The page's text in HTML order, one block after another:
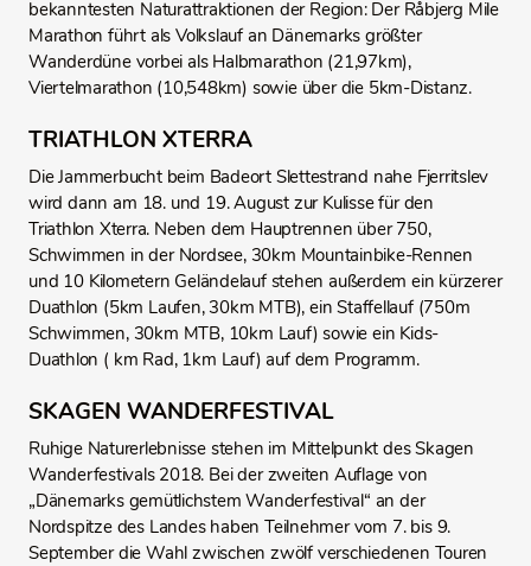
bekanntesten Naturattraktionen der Region: Der Råbjerg Mile
Marathon führt als Volkslauf an Dänemarks größter
Wanderdüne vorbei als Halbmarathon (21,97km),
Viertelmarathon (10,548km) sowie über die 5km-Distanz.
TRIATHLON XTERRA
Die Jammerbucht beim Badeort Slettestrand nahe Fjerritslev
wird dann am 18. und 19. August zur Kulisse für den
Triathlon Xterra. Neben dem Hauptrennen über 750,
Schwimmen in der Nordsee, 30km Mountainbike-Rennen
und 10 Kilometern Geländelauf stehen außerdem ein kürzerer
Duathlon (5km Laufen, 30km MTB), ein Staffellauf (750m
Schwimmen, 30km MTB, 10km Lauf) sowie ein Kids-
Duathlon ( km Rad, 1km Lauf) auf dem Programm.
SKAGEN WANDERFESTIVAL
Ruhige Naturerlebnisse stehen im Mittelpunkt des Skagen
Wanderfestivals 2018. Bei der zweiten Auflage von
„Dänemarks gemütlichstem Wanderfestival“ an der
Nordspitze des Landes haben Teilnehmer vom 7. bis 9.
September die Wahl zwischen zwölf verschiedenen Touren